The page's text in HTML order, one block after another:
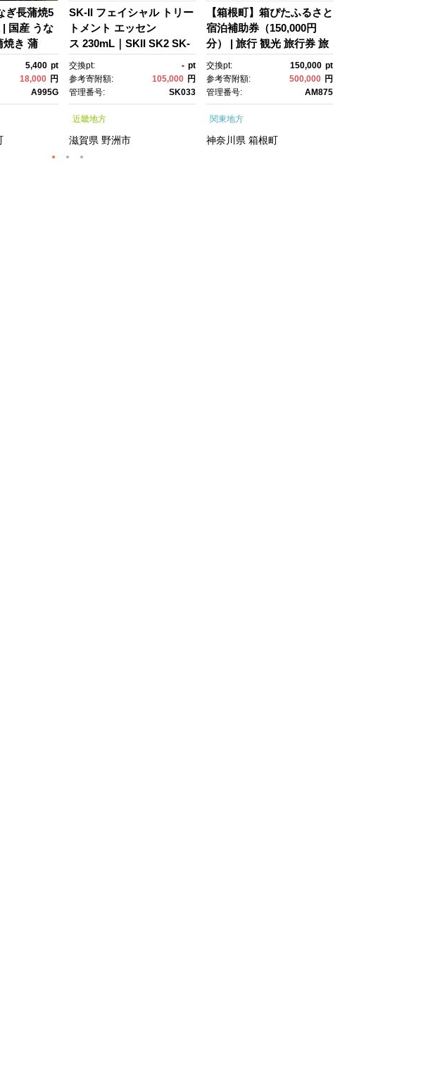
ぎ長蒲焼5
| 国産 うな
焼き 蒲
うなぎ
土用の丑
魚介 魚
すす
町 大隅半
5,400 pt
18,000 円
A995G
SK-II フェイシャル トリー
トメント エッセン
ス 230mL｜SKII SK2 SK-
2 SK エスケーツー エスケ
ーツ エスケｰ ピテラ スキ
ンケア 化粧品 ｺｽﾒ フェイ
センス フェイシャルトリ
ートメント トリートメン
交換pt: - pt
参考寄附額:
105,000 円
管理番号:
SK033
近畿地方
滋賀県 野洲市
【箱根町】箱ぴたふるさと
宿泊補助券（150,000円
分） | 旅行 観光 旅行券 旅
行クーポン クーポン 箱根
町ふるさと納税 神奈川県
ふるさと納税 神奈川県 箱
交換pt: 150,000 pt
参考寄附額:
500,000 円
管理番号:
AM875
関東地方
神奈川県 箱根町